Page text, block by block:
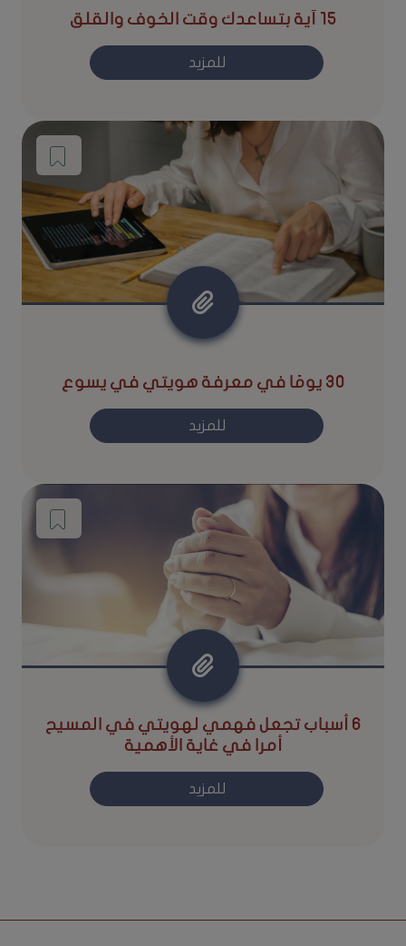
15 آية بتساعدك وقت الخوف والقلق
للمزيد
30 يومًا في معرفة هويتي في يسوع
للمزيد
٦ أسباب تجعل فهمي لهويتي في المسيح
أمرا في غاية الأهمية
للمزيد